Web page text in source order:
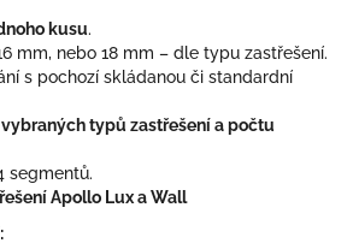
kusu.
mm, nebo 18 mm – dle typu zastřešení.
s pochozí skládanou či standardní
typů zastřešení a počtu
segmentů.
Apollo Lux a Wall